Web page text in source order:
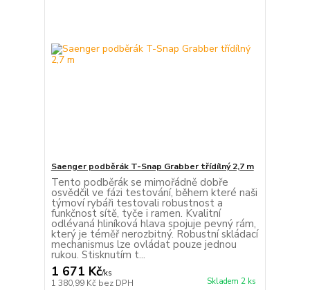
Saenger podběrák T-Snap Grabber třídílný 2,7 m
Tento podběrák se mimořádně dobře
osvědčil ve fázi testování, během které naši
týmoví rybáři testovali robustnost a
funkčnost sítě, tyče i ramen. Kvalitní
odlévaná hliníková hlava spojuje pevný rám,
který je téměř nerozbitný. Robustní skládací
mechanismus lze ovládat pouze jednou
rukou. Stisknutím t...
1 671 Kč/ks
1 380,99 Kč bez DPH Skladem 2 ks